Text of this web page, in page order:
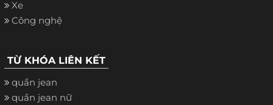
Xe
Công nghệ
TỪ KHÓA LIÊN KẾT
quần jean
quần jean nữ